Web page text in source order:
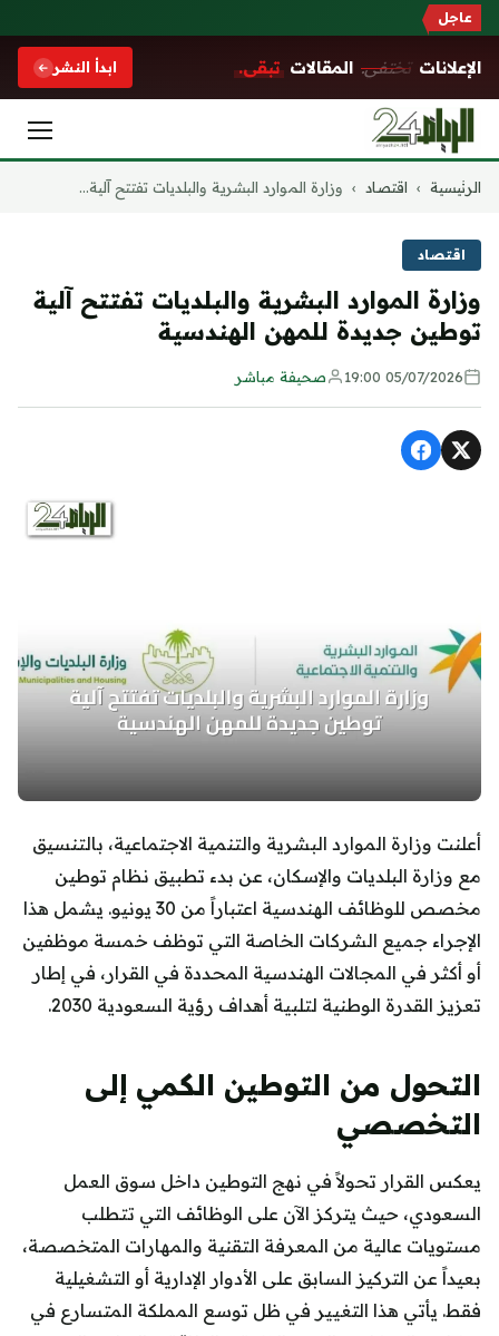
عاجل
الإعلانات تختفي. المقالات تبقى. ابدأ النشر
التجاوز
الرئيسية › اقتصاد › وزارة الموارد البشرية والبلديات تفتتح آلية...
اقتصاد
وزارة الموارد البشرية والبلديات تفتتح آلية
توطين جديدة للمهن الهندسية
05/07/2026 19:00 صحيفة مباشر
أعلنت وزارة الموارد البشرية والتنمية الاجتماعية، بالتنسيق
مع وزارة البلديات والإسكان، عن بدء تطبيق نظام توطين
مخصص للوظائف الهندسية اعتباراً من 30 يونيو. يشمل هذا
الإجراء جميع الشركات الخاصة التي توظف خمسة موظفين
أو أكثر في المجالات الهندسية المحددة في القرار، في إطار
تعزيز القدرة الوطنية لتلبية أهداف رؤية السعودية 2030.
التحول من التوطين الكمي إلى
التخصصي
يعكس القرار تحولاً في نهج التوطين داخل سوق العمل
السعودي، حيث يتركز الآن على الوظائف التي تتطلب
مستويات عالية من المعرفة التقنية والمهارات المتخصصة،
بعيداً عن التركيز السابق على الأدوار الإدارية أو التشغيلية
فقط. يأتي هذا التغيير في ظل توسع المملكة المتسارع في